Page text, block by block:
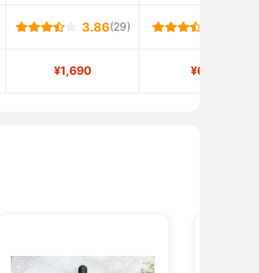
3.86(29)
¥1,690 ¥600